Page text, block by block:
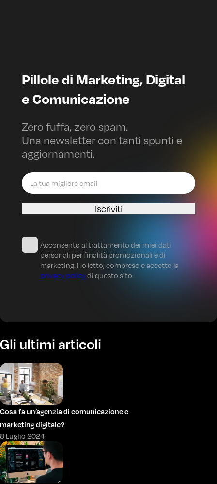
Pillole di Marketing, Digital
e Comunicazione
Zero fuffa, zero spam.
Una newsletter con tanti spunti e
aggiornamenti.
Iscriviti
Acconsento al trattamento dei miei dati
personali per finalità promozionali e di
marketing. Ho letto, compreso e accetto la
privacy policydi questo sito.
Gli ultimi articoli
Cosa fa un’agenzia di comunicazione e
marketing digitale?
8 Luglio 2024